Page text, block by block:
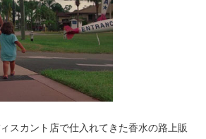
スカント店で仕入れてきた香水の路上販